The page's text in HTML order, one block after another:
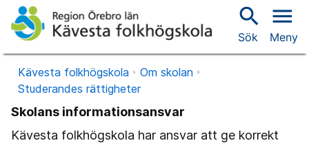
search
Sök
menu
Meny
Kävesta folkhögskola
Om skolan
Studerandes rättigheter
Skolans informationsansvar
Kävesta folkhögskola har ansvar att ge korrekt